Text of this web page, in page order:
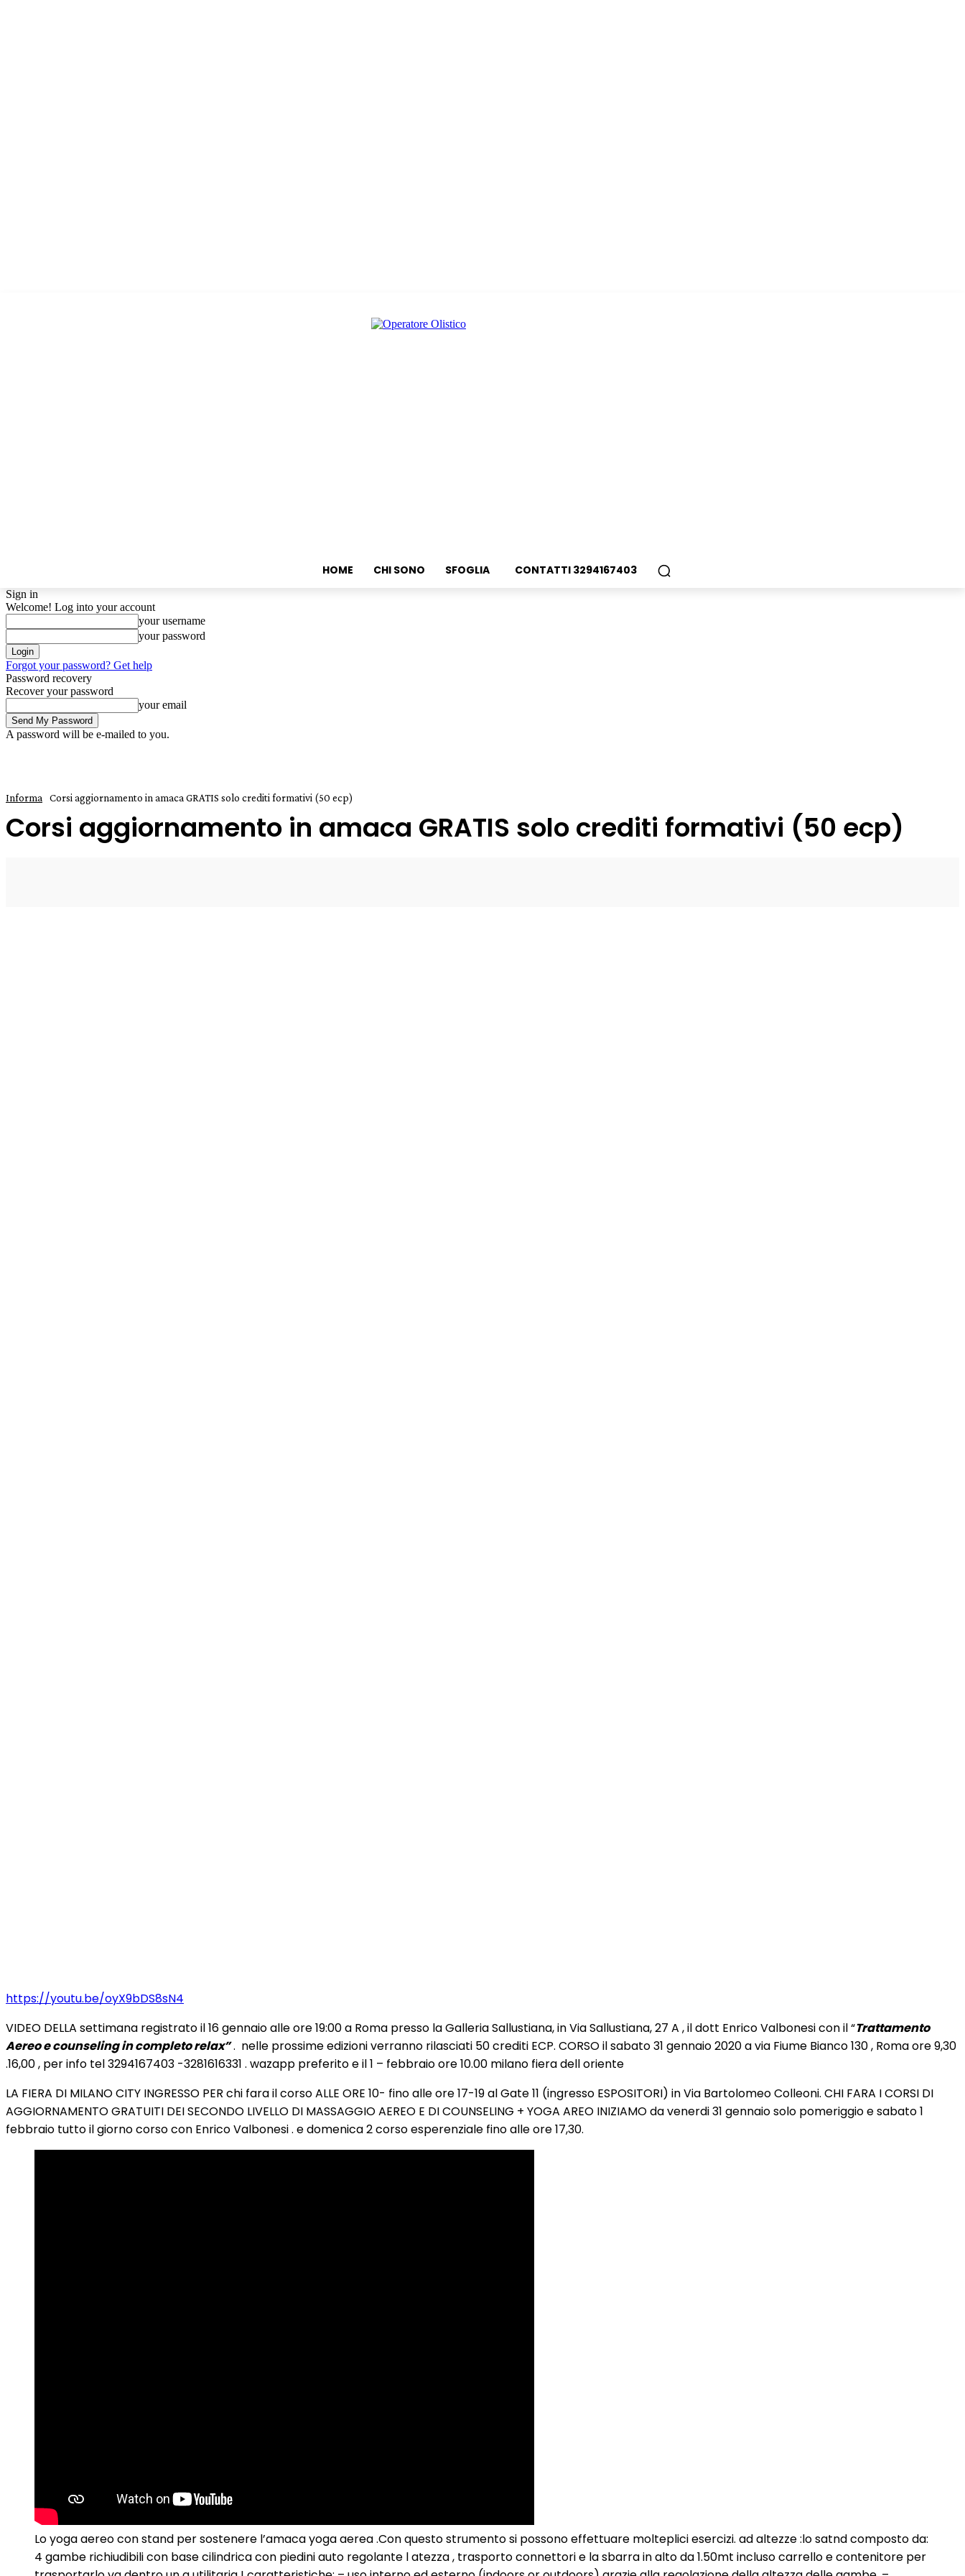
HOME CHI SONO SFOGLIA CONTATTI 3294167403
Sign in
Welcome! Log into your account
your username
your password
Forgot your password? Get help
Password recovery
Recover your password
your email
A password will be e-mailed to you.
Informa Corsi aggiornamento in amaca GRATIS solo crediti formativi (50 ecp)
Corsi aggiornamento in amaca GRATIS solo crediti formativi (50 ecp)
https://youtu.be/oyX9bDS8sN4
VIDEO DELLA settimana registrato il 16 gennaio alle ore 19:00 a Roma presso la Galleria Sallustiana, in Via Sallustiana, 27 A , il dott Enrico Valbonesi con il “Trattamento
Aereo e counseling in completo relax”. nelle prossime edizioni verranno rilasciati 50 crediti ECP. CORSO il sabato 31 gennaio 2020 a via Fiume Bianco 130 , Roma ore 9,30
.16,00 , per info tel 3294167403 -3281616331 . wazapp preferito e il 1 – febbraio ore 10.00 milano fiera dell oriente
LA FIERA DI MILANO CITY INGRESSO PER chi fara il corso ALLE ORE 10- fino alle ore 17-19 al Gate 11 (ingresso ESPOSITORI) in Via Bartolomeo Colleoni. CHI FARA I CORSI DI
AGGIORNAMENTO GRATUITI DEI SECONDO LIVELLO DI MASSAGGIO AEREO E DI COUNSELING + YOGA AREO INIZIAMO da venerdi 31 gennaio solo pomeriggio e sabato 1
febbraio tutto il giorno corso con Enrico Valbonesi . e domenica 2 corso esperenziale fino alle ore 17,30.
Lo yoga aereo con stand per sostenere l’amaca yoga aerea .Con questo strumento si possono effettuare molteplici esercizi. ad altezze :lo satnd composto da:
4 gambe richiudibili con base cilindrica con piedini auto regolante l atezza , trasporto connettori e la sbarra in alto da 1.50mt incluso carrello e contenitore per